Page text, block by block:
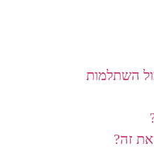
השתלמות
זה?